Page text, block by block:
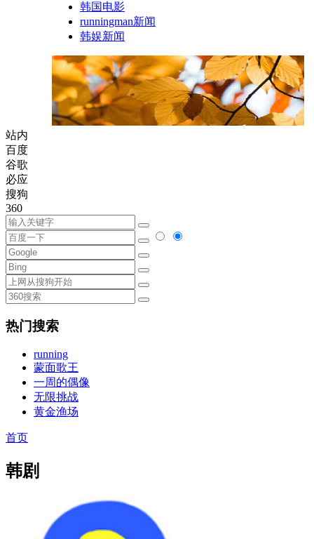
韩国电影
runningman新闻
韩娱新闻
站内
百度
谷歌
必应
搜狗
360
热门搜索
running
蒙面歌王
一周的偶像
无限挑战
黄金渔场
首页
韩剧